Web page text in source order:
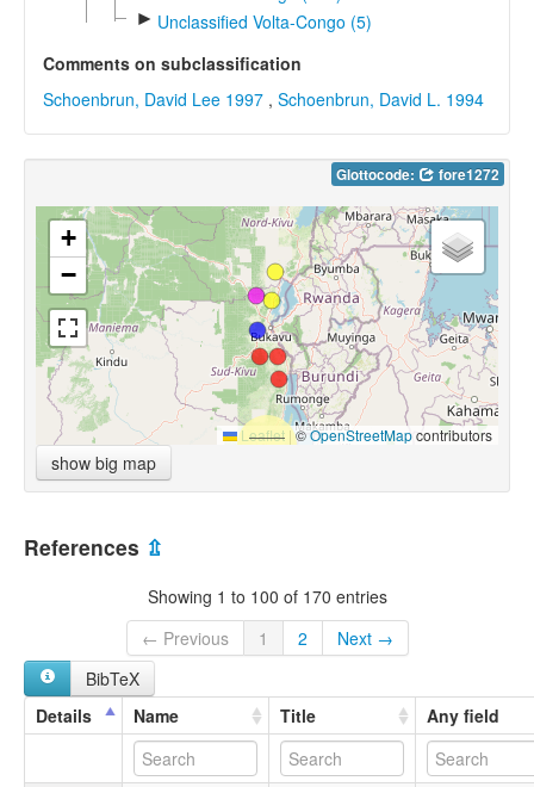
► Unclassified Volta-Congo (5)
Comments on subclassification
Schoenbrun, David Lee 1997 , Schoenbrun, David L. 1994
Glottocode: fore1272
+
−
Leaflet |©OpenStreetMapcontributors
show big map
References ⇫
Showing 1 to 100 of 170 entries
← Previous
1 2
Next →
BibTeX
Details
Name Title Any field